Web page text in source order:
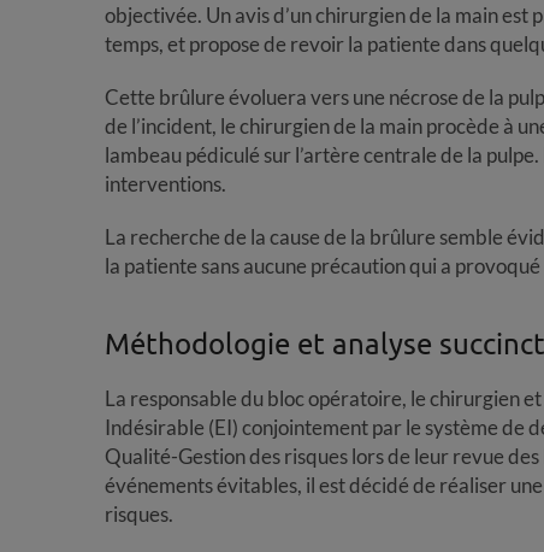
objectivée. Un avis d’un chirurgien de la main est
temps, et propose de revoir la patiente dans
Cette brûlure évoluera vers une nécrose de la
de l’incident, le chirurgien de la main procède à
lambeau pédiculé sur l’artère centrale de la
interventions.
La recherche de la cause de la brûlure semble
la patiente sans aucune précaution qui a
Méthodologie et analyse
La responsable du bloc opératoire, le chirurgien
Indésirable (EI) conjointement par le système de
Qualité-Gestion des risques lors de leur revue
événements évitables, il est décidé de réaliser
risques.